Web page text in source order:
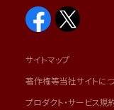
サイトマップ
著作権等当社サイトに
プロダクト・サービス規